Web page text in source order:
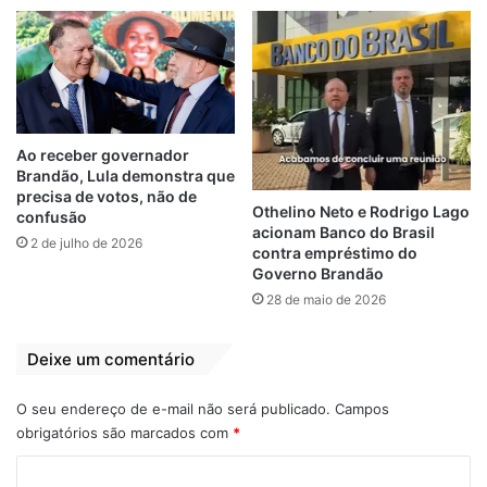
parlamentares e prefeitos da região.
Portanto, foi um grande dia em que saio
carregado de boas energias e sabendo que
essas ações de trabalho para o povo é o
melhor caminho para o Maranhão”, disse o
governador.
Na oportunidade, Carlos Brandão, anunciou
que a sua cidade natal receberá a
garantir capacitação profissional,
Centro de Hemodiálise para amenizar o
sofrimento de quem precisa se deslocar às
Ao receber governador
Brandão, Lula demonstra que
precisa de votos, não de
confusão
2 de julho de 2026
Othelino Neto e Rodrigo Lago
acionam Banco do Brasil
contra empréstimo do
Governo Brandão
28 de maio de 2026
Deixe um comentário
O seu endereço de e-mail não será publicado. Campos
obrigatórios são marcados com *